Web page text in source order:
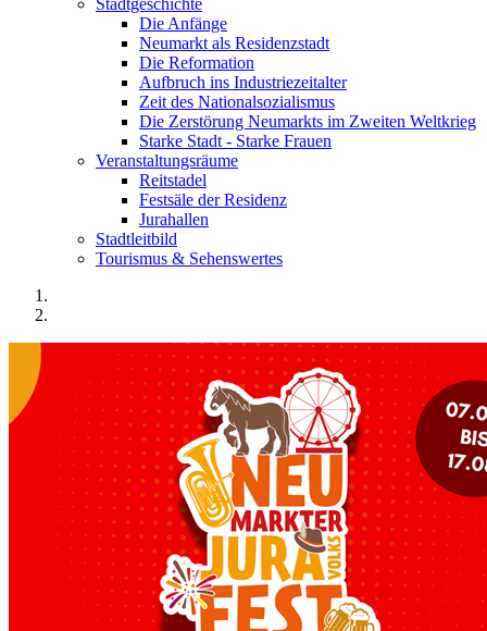
Stadtgeschichte
Die Anfänge
Neumarkt als Residenzstadt
Die Reformation
Aufbruch ins Industriezeitalter
Zeit des Nationalsozialismus
Die Zerstörung Neumarkts im Zweiten Weltkrieg
Starke Stadt - Starke Frauen
Veranstaltungsräume
Reitstadel
Festsäle der Residenz
Jurahallen
Stadtleitbild
Tourismus & Sehenswertes